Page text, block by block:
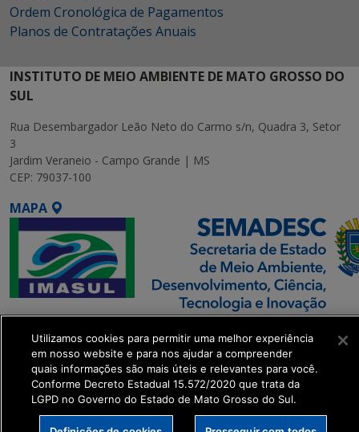
Ordem Cronológica de Pagamentos
Planos de Contratações Anuais
INSTITUTO DE MEIO AMBIENTE DE MATO GROSSO DO
SUL
Rua Desembargador Leão Neto do Carmo s/n, Quadra 3, Setor
3
Jardim Veraneio - Campo Grande | MS
CEP: 79037-100
MAPA
SETDIG | Secretaria-
Executiva de
Transformação Digital
get_footer();
Utilizamos cookies para permitir uma melhor experiência
em nosso website e para nos ajudar a compreender
quais informações são mais úteis e relevantes para você.
Conforme Decreto Estadual 15.572/2020 que trata da
LGPD no Governo do Estado de Mato Grosso do Sul.